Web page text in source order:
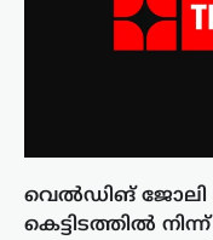
വെൽഡിങ്‌ ജോലി
കെട്ടിടത്തിൽ